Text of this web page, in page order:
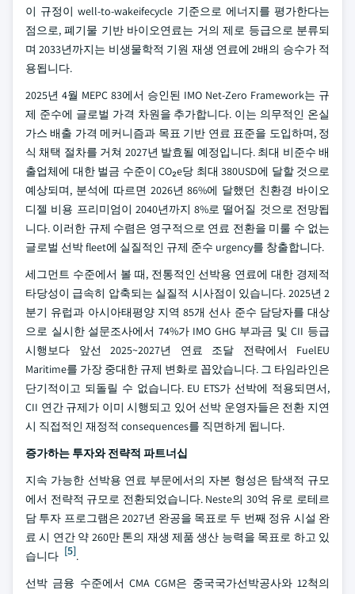
이 규정이 well-to-wakeifecycle 기준으로 에너지를 평가한다는
점으로, 폐기물 기반 바이오연료는 거의 제로 등급으로 분류되
며 2033년까지는 비생물학적 기원 재생 연료에 2배의 승수가 적
용됩니다.
2025년 4월 MEPC 83에서 승인된 IMO Net-Zero Framework는 규
제 준수에 글로벌 가격 차원을 추가합니다. 이는 의무적인 온실
가스 배출 가격 메커니즘과 목표 기반 연료 표준을 도입하며, 정
식 채택 절차를 거쳐 2027년 발효될 예정입니다. 최대 비준수 배
출업체에 대한 벌금 수준이 CO₂e당 최대 380USD에 달할 것으로
예상되며, 분석에 따르면 2026년 86%에 달했던 친환경 바이오
디젤 비용 프리미엄이 2040년까지 8%로 떨어질 것으로 전망됩
니다. 이러한 규제 수렴은 영구적으로 연료 전환을 미룰 수 없는
글로벌 선박 fleet에 실질적인 규제 준수 urgency를 창출합니다.
세그먼트 수준에서 볼 때, 전통적인 선박용 연료에 대한 경제적
타당성이 급속히 압축되는 실질적 시사점이 있습니다. 2025년 2
분기 유럽과 아시아태평양 지역 85개 선사 준수 담당자를 대상
으로 실시한 설문조사에서 74%가 IMO GHG 부과금 및 CII 등급
시행보다 앞선 2025~2027년 연료 조달 전략에서 FuelEU
Maritime를 가장 중대한 규제 변화로 꼽았습니다. 그 타임라인은
단기적이고 되돌릴 수 없습니다. EU ETS가 선박에 적용되면서,
CII 연간 규제가 이미 시행되고 있어 선박 운영자들은 전환 지연
시 직접적인 재정적 consequences를 직면하게 됩니다.
증가하는 투자와 전략적 파트너십
지속 가능한 선박용 연료 부문에서의 자본 형성은 탐색적 규모
에서 전략적 규모로 전환되었습니다. Neste의 30억 유로 로테르
담 투자 프로그램은 2027년 완공을 목표로 두 번째 정유 시설 완
료 시 연간 약 260만 톤의 재생 제품 생산 능력을 목표로 하고 있
습니다 [5].
선박 금융 수준에서 CMA CGM은 중국국가선박공사와 12척의